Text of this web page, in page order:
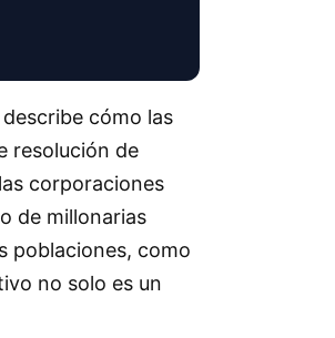
cómo las
resolución de
corporaciones
de millonarias
poblaciones, como
no solo es un